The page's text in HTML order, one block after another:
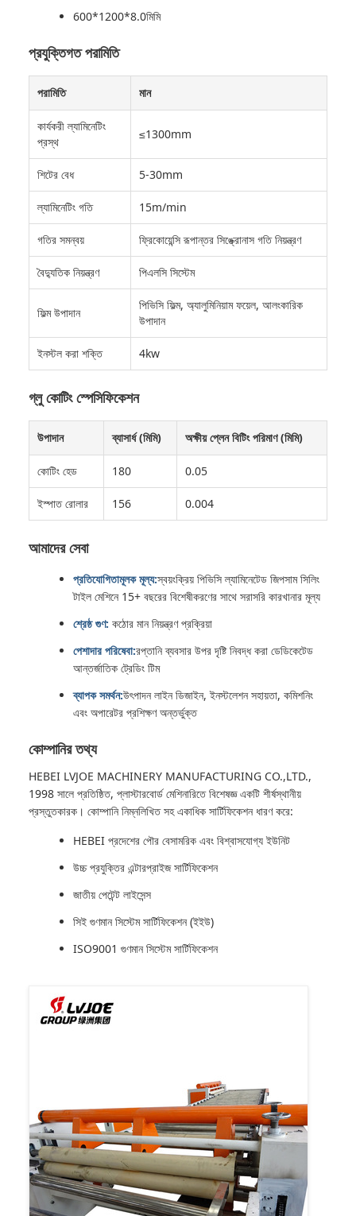
600*1200*8.0মিমি
প্রযুক্তিগত পরামিতি
পরামিতি মান
কার্যকরী ল্যামিনেটিং
প্রস্থ
≤1300mm
শিটের বেধ 5-30mm
ল্যামিনেটিং গতি 15m/min
গতির সমন্বয় ফ্রিকোয়েন্সি রূপান্তর সিঙ্ক্রোনাস গতি নিয়ন্ত্রণ
বৈদ্যুতিক নিয়ন্ত্রণ পিএলসি সিস্টেম
ফিল্ম উপাদান
পিভিসি ফিল্ম, অ্যালুমিনিয়াম ফয়েল, আলংকারিক
উপাদান
ইনস্টল করা শক্তি 4kw
গ্লু কোটিং স্পেসিফিকেশন
উপাদান ব্যাসার্ধ (মিমি) অক্ষীয় প্লেন বিটিং পরিমাণ (মিমি)
কোটিং হেড 180 0.05
ইস্পাত রোলার 156 0.004
আমাদের সেবা
প্রতিযোগিতামূলক মূল্য:স্বয়ংক্রিয় পিভিসি ল্যামিনেটেড জিপসাম সিলিং
টাইল মেশিনে 15+ বছরের বিশেষীকরণের সাথে সরাসরি কারখানার মূল্য
শ্রেষ্ঠ গুণ: কঠোর মান নিয়ন্ত্রণ প্রক্রিয়া
পেশাদার পরিষেবা:রপ্তানি ব্যবসার উপর দৃষ্টি নিবদ্ধ করা ডেডিকেটেড
আন্তর্জাতিক ট্রেডিং টিম
ব্যাপক সমর্থন:উৎপাদন লাইন ডিজাইন, ইনস্টলেশন সহায়তা, কমিশনিং
এবং অপারেটর প্রশিক্ষণ অন্তর্ভুক্ত
কোম্পানির তথ্য
HEBEI LVJOE MACHINERY MANUFACTURING CO.,LTD.,
1998 সালে প্রতিষ্ঠিত, প্লাস্টারবোর্ড মেশিনারিতে বিশেষজ্ঞ একটি শীর্ষস্থানীয়
প্রস্তুতকারক। কোম্পানি নিম্নলিখিত সহ একাধিক সার্টিফিকেশন ধারণ করে:
HEBEI প্রদেশের পৌর বেসামরিক এবং বিশ্বাসযোগ্য ইউনিট
উচ্চ প্রযুক্তির এন্টারপ্রাইজ সার্টিফিকেশন
জাতীয় পেটেন্ট লাইসেন্স
সিই গুণমান সিস্টেম সার্টিফিকেশন (ইইউ)
ISO9001 গুণমান সিস্টেম সার্টিফিকেশন